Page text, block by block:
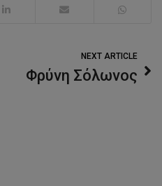
NEXT ARTICLE
Φρύνη Σόλωνος